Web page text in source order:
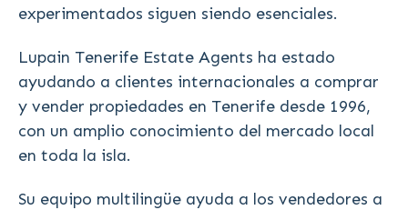
experimentados siguen siendo esenciales.
Lupain Tenerife Estate Agents ha estado
ayudando a clientes internacionales a comprar
y vender propiedades en Tenerife desde 1996,
con un amplio conocimiento del mercado local
en toda la isla.
Su equipo multilingüe ayuda a los vendedores a